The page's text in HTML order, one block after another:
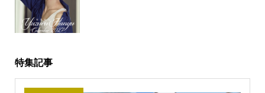
特集記事